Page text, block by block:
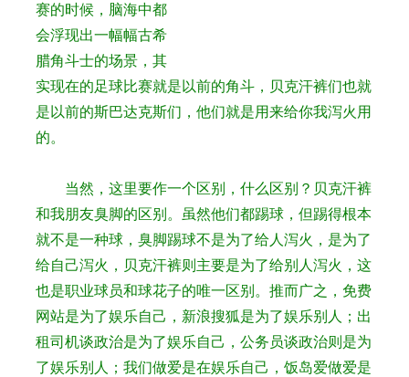
赛的时候，脑海中都
会浮现出一幅幅古希
腊角斗士的场景，其
实现在的足球比赛就是以前的角斗，贝克汗裤们也就
是以前的斯巴达克斯们，他们就是用来给你我泻火用
的。
当然，这里要作一个区别，什么区别？贝克汗裤
和我朋友臭脚的区别。虽然他们都踢球，但踢得根本
就不是一种球，臭脚踢球不是为了给人泻火，是为了
给自己泻火，贝克汗裤则主要是为了给别人泻火，这
也是职业球员和球花子的唯一区别。推而广之，免费
网站是为了娱乐自己，新浪搜狐是为了娱乐别人；出
租司机谈政治是为了娱乐自己，公务员谈政治则是为
了娱乐别人；我们做爱是在娱乐自己，饭岛爱做爱是